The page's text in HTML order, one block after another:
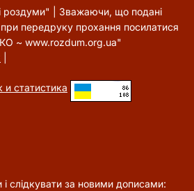
| Зважаючи, що подані
передруку прохання посилатися
~ www.rozdum.org.ua"
і слідкувати за новими дописами: